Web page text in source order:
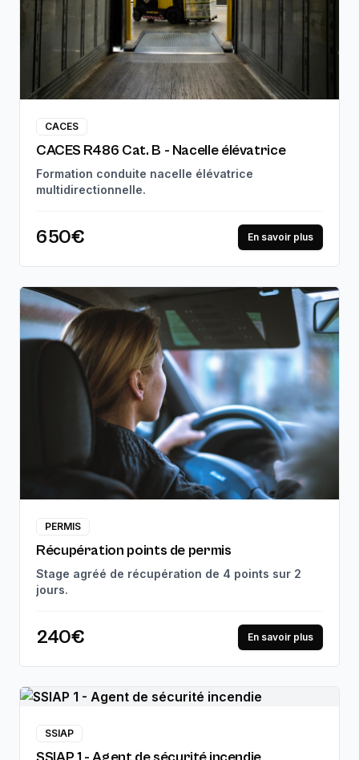
CACES
CACES R486 Cat. B - Nacelle élévatrice
Formation conduite nacelle élévatrice
multidirectionnelle.
650€ En savoir plus
PERMIS
Récupération points de permis
Stage agréé de récupération de 4 points sur 2
jours.
240€ En savoir plus
SSIAP